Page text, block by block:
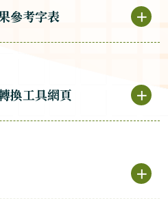
參考字表 ＋
換工具網頁 ＋
＋